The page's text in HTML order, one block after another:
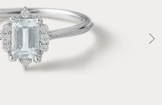
EAU DOUCE４℃
すべてのジュエリー